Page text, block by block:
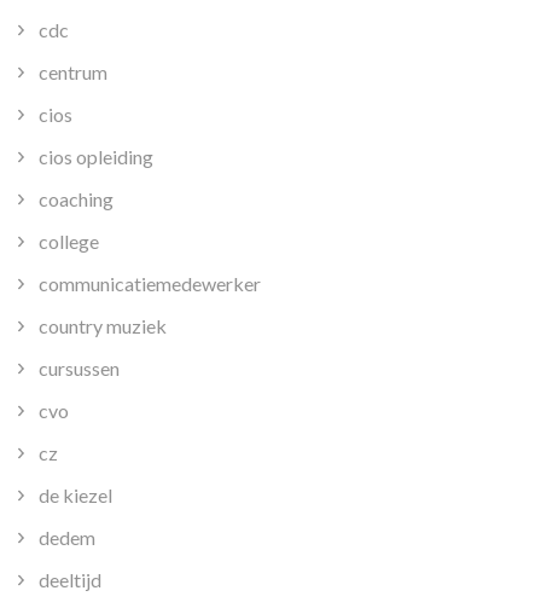
cdc
centrum
cios
cios opleiding
coaching
college
communicatiemedewerker
country muziek
cursussen
cvo
cz
de kiezel
dedem
deeltijd